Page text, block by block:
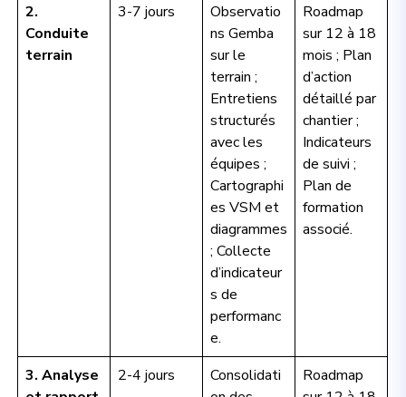
2.
Conduite
terrain
3-7 jours
Observatio
ns Gemba
sur le
terrain ;
Entretiens
structurés
avec les
équipes ;
Cartographi
es VSM et
diagrammes
; Collecte
d’indicateur
s de
performanc
e.
Roadmap
sur 12 à 18
mois ; Plan
d’action
détaillé par
chantier ;
Indicateurs
de suivi ;
Plan de
formation
associé.
3. Analyse
2-4 jours
Consolidati
Roadmap